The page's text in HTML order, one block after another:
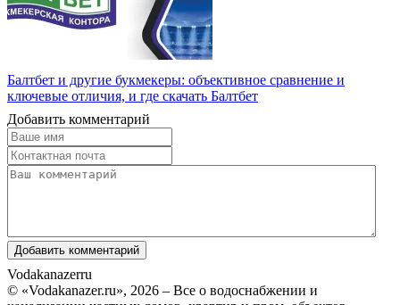
Балтбет и другие букмекеры: объективное сравнение и
ключевые отличия, и где скачать Балтбет
Добавить комментарий
Vodakanazerru
© «Vodakanazer.ru», 2026 – Все о водоснабжении и